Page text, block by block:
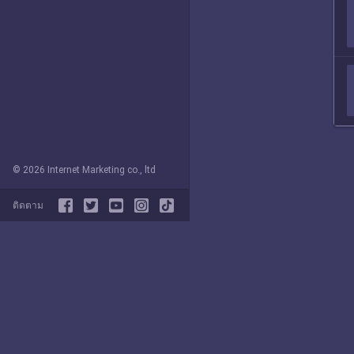
© 2026 Internet Marketing co., ltd
ติดตาม